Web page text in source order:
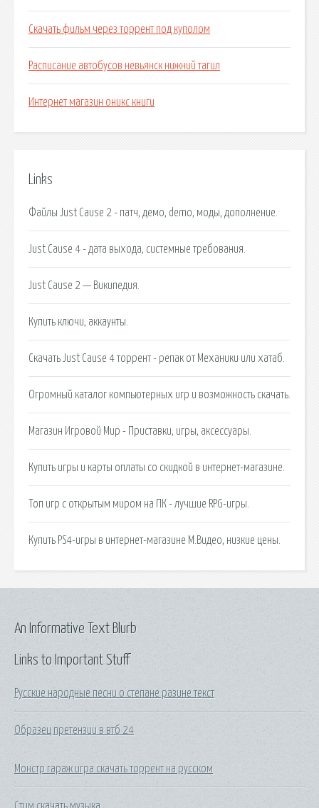
Скачать фильм через торрент под куполом
Расписание автобусов невьянск нижний тагил
Интернет магазин оникс книги
Links
Файлы Just Cause 2 - патч, демо, demo, моды, дополнение.
Just Cause 4 - дата выхода, системные требования.
Just Cause 2 — Википедия.
Купить ключи, аккаунты.
Скачать Just Cause 4 торрент - репак от Механики или хатаб.
Огромный каталог компьютерных игр и возможность скачать.
Магазин Игровой Мир - Приставки, игры, аксессуары.
Купить игры и карты оплаты со скидкой в интернет-магазине.
Топ игр с открытым миром на ПК - лучшие RPG-игры.
Купить PS4-игры в интернет-магазине М.Видео, низкие цены.
Links to Important Stuff
Русские народные песни о степане разине текст
Образец претензии в втб 24
Монстр гараж игра скачать торрент на русском
Стим скачать музыка
An Informative Text Blurb